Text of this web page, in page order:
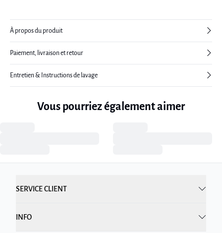
À propos du produit
Paiement, livraison et retour
Entretien & Instructions de lavage
Vous pourriez également aimer
SERVICE CLIENT
INFO